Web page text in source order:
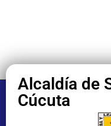
Alcaldía de
Cúcuta